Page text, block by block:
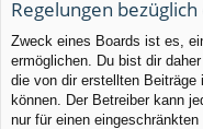
Regelungen
Zweck eines Boards ist es,
ermöglichen. Du bist dir
die von dir erstellten
können. Der Betreiber kann
nur für einen